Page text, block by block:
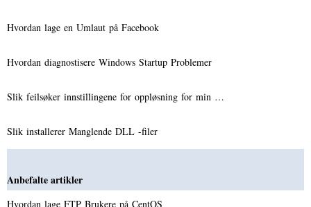
Hvordan lage en Umlaut på Facebook
Hvordan diagnostisere Windows Startup Problemer
Slik feilsøker innstillingene for oppløsning for min …
Slik installerer Manglende DLL -filer
Anbefalte artikler
Hvordan lage FTP Brukere på CentOS